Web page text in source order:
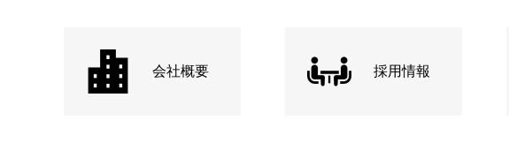
会社概要 採用情報